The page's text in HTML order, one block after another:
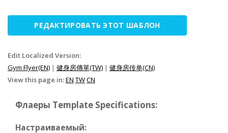
РЕДАКТИРОВАТЬ ЭТОТ ШАБЛОН
Edit Localized Version:
Gym Flyer(EN) | 健身房傳單(TW) | 健身房传单(CN)
View this page in:EN TWCN
Флаеры Template Specifications:
Настраиваемый: